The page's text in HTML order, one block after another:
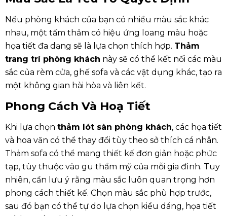
Nếu phòng khách của bạn có nhiều màu sắc khác
nhau, một tấm thảm có hiệu ứng loang màu hoặc
họa tiết đa dạng sẽ là lựa chọn thích hợp. Thảm
trang trí phòng khách này sẽ có thể kết nối các màu
sắc của rèm cửa, ghế sofa và các vật dụng khác, tạo ra
một không gian hài hòa và liên kết.
Phong Cách Và Hoạ Tiết
Khi lựa chọn thảm lót sàn phòng khách, các họa tiết
và hoa văn có thể thay đổi tùy theo sở thích cá nhân.
Thảm sofa có thể mang thiết kế đơn giản hoặc phức
tạp, tùy thuộc vào gu thẩm mỹ của mỗi gia đình. Tuy
nhiên, cần lưu ý rằng màu sắc luôn quan trọng hơn
phong cách thiết kế. Chọn màu sắc phù hợp trước,
sau đó bạn có thể tự do lựa chọn kiểu dáng, họa tiết